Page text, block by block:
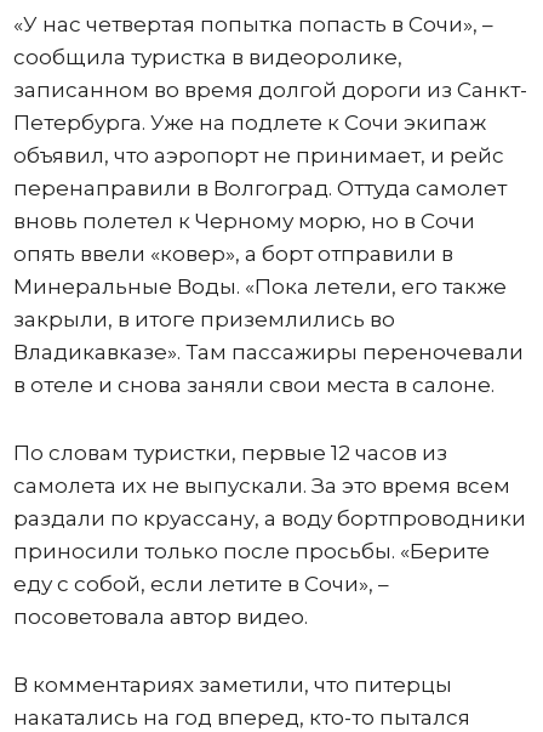
«У нас четвертая попытка попасть в Сочи», –
сообщила туристка в видеоролике,
записанном во время долгой дороги из Санкт-
Петербурга. Уже на подлете к Сочи экипаж
объявил, что аэропорт не принимает, и рейс
перенаправили в Волгоград. Оттуда самолет
вновь полетел к Черному морю, но в Сочи
опять ввели «ковер», а борт отправили в
Минеральные Воды. «Пока летели, его также
закрыли, в итоге приземлились во
Владикавказе». Там пассажиры переночевали
в отеле и снова заняли свои места в салоне.
По словам туристки, первые 12 часов из
самолета их не выпускали. За это время всем
раздали по круассану, а воду бортпроводники
приносили только после просьбы. «Берите
еду с собой, если летите в Сочи», –
посоветовала автор видео.
В комментариях заметили, что питерцы
накатались на год вперед, кто-то пытался